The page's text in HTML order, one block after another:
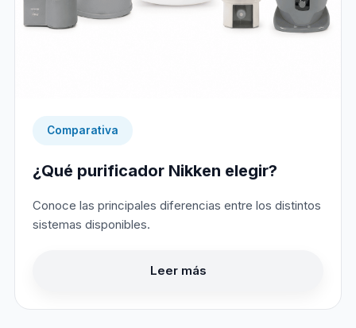
Comparativa
¿Qué purificador Nikken elegir?
Conoce las principales diferencias entre los distintos
sistemas disponibles.
Leer más